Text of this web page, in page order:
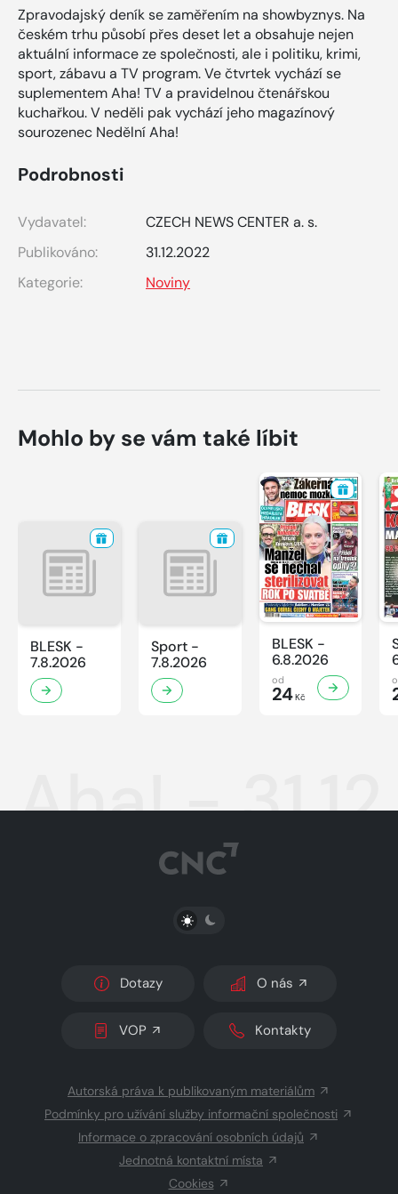
Zpravodajský deník se zaměřením na showbyznys. Na
českém trhu působí přes deset let a obsahuje nejen
aktuální informace ze společnosti, ale i politiku, krimi,
sport, zábavu a TV program. Ve čtvrtek vychází se
suplementem Aha! TV a pravidelnou čtenářskou
kuchařkou. V neděli pak vychází jeho magazínový
sourozenec Nedělní Aha!
Podrobnosti
Vydavatel:
CZECH NEWS CENTER a. s.
Publikováno:
31.12.2022
Kategorie:
Noviny
Mohlo by se vám také líbit
BLESK -
7.8.2026
Sport -
7.8.2026
BLESK -
6.8.2026
od
24Kč
Aha! -
PŘEPNOUT SVĚTLÝ/TMAVÝ REŽIM
Dotazy O nás
VOP Kontakty
Autorská práva k publikovaným materiálům
Podmínky pro užívání služby informační společnosti
Informace o zpracování osobních údajů
Jednotná kontaktní místa
Cookies